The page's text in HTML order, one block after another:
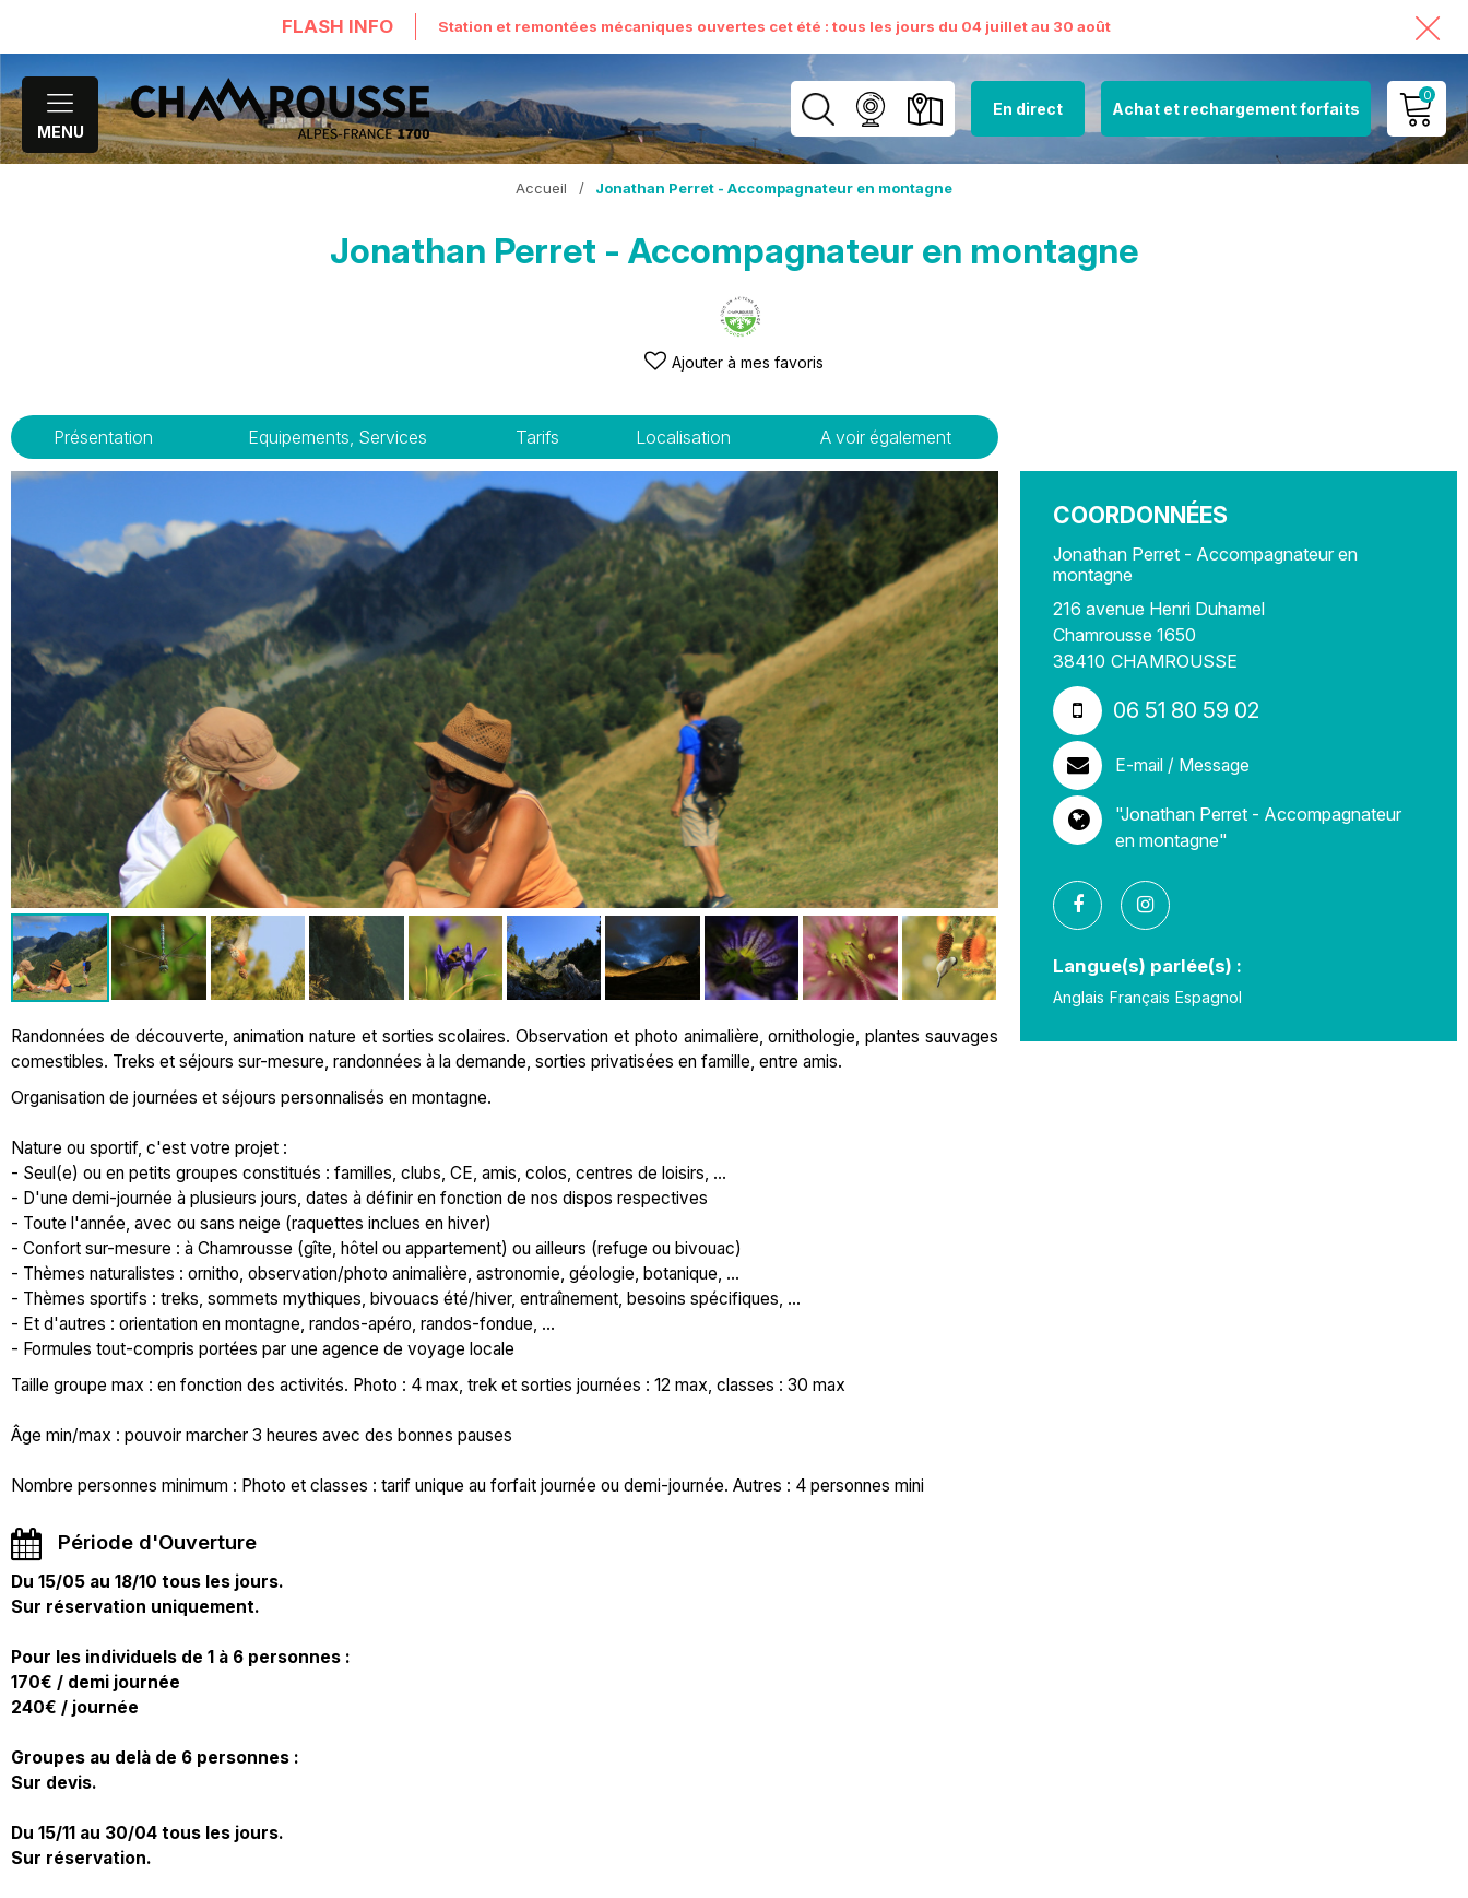
FLASH INFO Station et remontées mécaniques ouvertes cet été : tous les jours du 04 juillet au 30 août
MENU
En direct Achat et rechargement forfaits
0
MON COMPTE
Accueil / Jonathan Perret - Accompagnateur en montagne
Jonathan Perret - Accompagnateur en montagne
Ajouter à mes favoris
Présentation Equipements, Services Tarifs Localisation A voir également
COORDONNÉES
Jonathan Perret - Accompagnateur en
montagne
216 avenue Henri Duhamel
Chamrousse 1650
38410 CHAMROUSSE
06 51 80 59 02
E-mail / Message
"Jonathan Perret - Accompagnateur
en montagne"
Langue(s) parlée(s) :
Anglais Français Espagnol
Randonnées de découverte, animation nature et sorties scolaires. Observation et photo animalière, ornithologie, plantes sauvages
comestibles. Treks et séjours sur-mesure, randonnées à la demande, sorties privatisées en famille, entre amis.
Organisation de journées et séjours personnalisés en montagne.
Nature ou sportif, c'est votre projet :
- Seul(e) ou en petits groupes constitués : familles, clubs, CE, amis, colos, centres de loisirs, ...
- D'une demi-journée à plusieurs jours, dates à définir en fonction de nos dispos respectives
- Toute l'année, avec ou sans neige (raquettes inclues en hiver)
- Confort sur-mesure : à Chamrousse (gîte, hôtel ou appartement) ou ailleurs (refuge ou bivouac)
- Thèmes naturalistes : ornitho, observation/photo animalière, astronomie, géologie, botanique, ...
- Thèmes sportifs : treks, sommets mythiques, bivouacs été/hiver, entraînement, besoins spécifiques, ...
- Et d'autres : orientation en montagne, randos-apéro, randos-fondue, ...
- Formules tout-compris portées par une agence de voyage locale
Taille groupe max : en fonction des activités. Photo : 4 max, trek et sorties journées : 12 max, classes : 30 max
Âge min/max : pouvoir marcher 3 heures avec des bonnes pauses
Nombre personnes minimum : Photo et classes : tarif unique au forfait journée ou demi-journée. Autres : 4 personnes mini
Période d'Ouverture
Du 15/05 au 18/10 tous les jours.
Sur réservation uniquement.
Pour les individuels de 1 à 6 personnes :
170€ / demi journée
240€ / journée
Groupes au delà de 6 personnes :
Sur devis.
Du 15/11 au 30/04 tous les jours.
Sur réservation.